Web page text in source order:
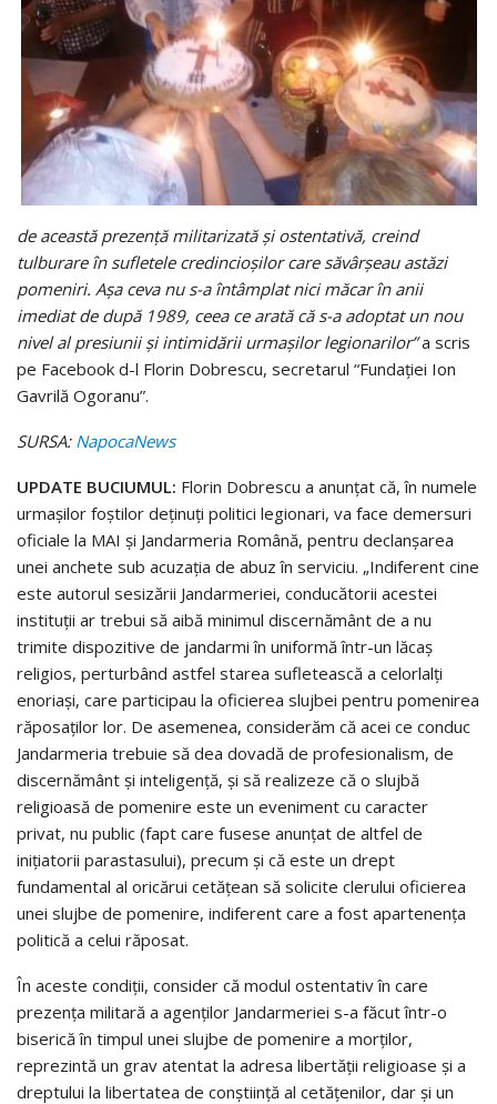
de această prezenţă militarizată şi ostentativă, creind
tulburare în sufletele credincioşilor care săvârşeau astăzi
pomeniri. Aşa ceva nu s-a întâmplat nici măcar în anii
imediat de după 1989, ceea ce arată că s-a adoptat un nou
nivel al presiunii şi intimidării urmaşilor legionarilor”a scris
pe Facebook d-l Florin Dobrescu, secretarul “Fundaţiei Ion
Gavrilă Ogoranu”.
SURSA: NapocaNews
UPDATE BUCIUMUL: Florin Dobrescu a anunţat că, în numele
urmaşilor foştilor deţinuţi politici legionari, va face demersuri
oficiale la MAI şi Jandarmeria Română, pentru declanşarea
unei anchete sub acuzaţia de abuz în serviciu. „Indiferent cine
este autorul sesizării Jandarmeriei, conducătorii acestei
instituţii ar trebui să aibă minimul discernământ de a nu
trimite dispozitive de jandarmi în uniformă într-un lăcaş
religios, perturbând astfel starea sufletească a celorlalţi
enoriaşi, care participau la oficierea slujbei pentru pomenirea
răposaţilor lor. De asemenea, considerăm că acei ce conduc
Jandarmeria trebuie să dea dovadă de profesionalism, de
discernământ şi inteligenţă, şi să realizeze că o slujbă
religioasă de pomenire este un eveniment cu caracter
privat, nu public (fapt care fusese anunţat de altfel de
iniţiatorii parastasului), precum şi că este un drept
fundamental al oricărui cetăţean să solicite clerului oficierea
unei slujbe de pomenire, indiferent care a fost apartenenţa
politică a celui răposat.
În aceste condiţii, consider că modul ostentativ în care
prezenţa militară a agenţilor Jandarmeriei s-a făcut într-o
biserică în timpul unei slujbe de pomenire a morţilor,
reprezintă un grav atentat la adresa libertăţii religioase şi a
dreptului la libertatea de conştiinţă al cetăţenilor, dar şi un